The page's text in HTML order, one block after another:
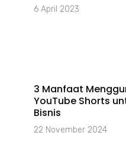
6 April 2023
3 Manfaat
YouTube Shorts
Bisnis
22 November 2024